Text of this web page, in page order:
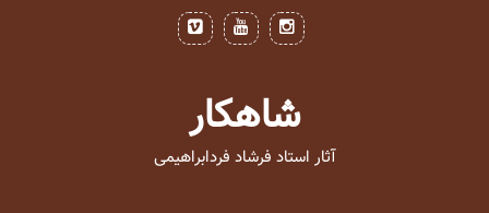
شاهکار
آثار استاد فرشاد فردابراهیمی